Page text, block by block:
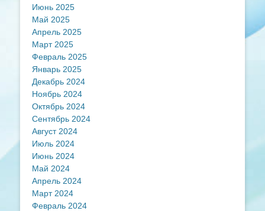
Июнь 2025
Май 2025
Апрель 2025
Март 2025
Февраль 2025
Январь 2025
Декабрь 2024
Ноябрь 2024
Октябрь 2024
Сентябрь 2024
Август 2024
Июль 2024
Июнь 2024
Май 2024
Апрель 2024
Март 2024
Февраль 2024